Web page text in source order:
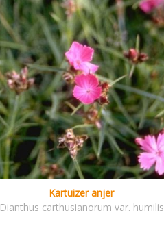
Kartuizer anjer
Dianthus carthusianorum var. humilis